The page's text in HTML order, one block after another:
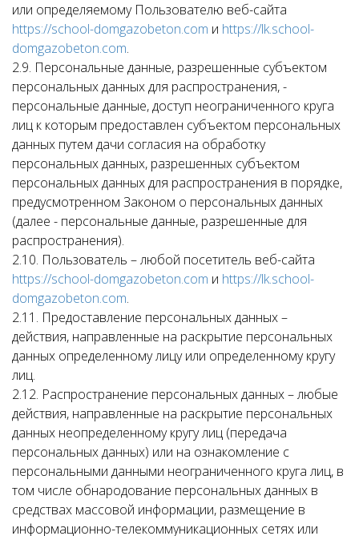
или определяемому Пользователю веб-сайта
https://school-domgazobeton.com и https://lk.school-
domgazobeton.com.
2.9. Персональные данные, разрешенные субъектом
персональных данных для распространения, -
персональные данные, доступ неограниченного круга
лиц к которым предоставлен субъектом персональных
данных путем дачи согласия на обработку
персональных данных, разрешенных субъектом
персональных данных для распространения в порядке,
предусмотренном Законом о персональных данных
(далее - персональные данные, разрешенные для
распространения).
2.10. Пользователь – любой посетитель веб-сайта
https://school-domgazobeton.com и https://lk.school-
domgazobeton.com.
2.11. Предоставление персональных данных –
действия, направленные на раскрытие персональных
данных определенному лицу или определенному кругу
лиц.
2.12. Распространение персональных данных – любые
действия, направленные на раскрытие персональных
данных неопределенному кругу лиц (передача
персональных данных) или на ознакомление с
персональными данными неограниченного круга лиц, в
том числе обнародование персональных данных в
средствах массовой информации, размещение в
информационно-телекоммуникационных сетях или